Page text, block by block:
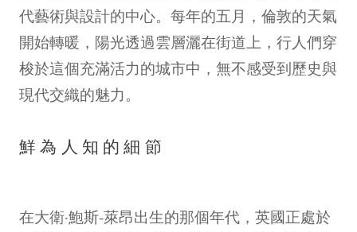
代藝術與設計的中心。每年的五月，倫敦的天氣
開始轉暖，陽光透過雲層灑在街道上，行人們穿
梭於這個充滿活力的城市中，無不感受到歷史與
現代交織的魅力。
鮮為人知的細節
在大衛·鮑斯-萊昂出生的那個年代，英國正處於